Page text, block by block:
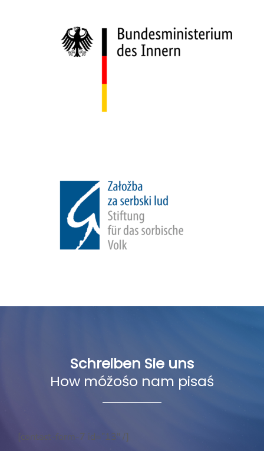
Schreiben Sie uns
How móžośo nam pisaś
[contact-form-7 id=”13″ /]